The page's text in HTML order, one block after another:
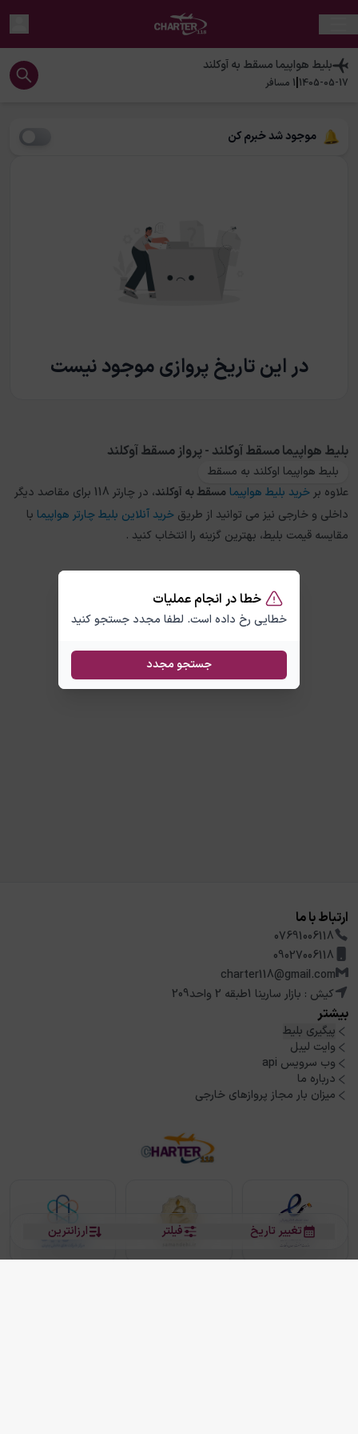
خطا در انجام عملیات
خطایی رخ داده است. لطفا مجدد جستجو کنید
جستجو مجدد
بلیط هواپیمامسقط بهآوکلند
1405-05-17
|
1 مسافر
موجود شد خبرم کن
در این تاریخ پروازی موجود نیست
ارزانترین فیلتر تغییر تاریخ
بلیط هواپیما مسقط آوکلند - پرواز مسقط آوکلند
بلیط هواپیما اوکلند به مسقط
علاوه بر خرید بلیط هواپیما مسقطبه آوکلند
، در چارتر 118 برای مقاصد دیگر
داخلی و خارجی نیز می توانید از طریق خرید آنلاین بلیط چارتر هواپیما با
مقایسه قیمت بلیط، بهترین گزینه را انتخاب کنید .
ارتباط با ما
07691006118
09027006118
charter118@gmail.com
کیش : بازار سارینا 1طبقه 2 واحد209
بیشتر
پیگیری بلیط
وایت لیبل
وب سرویس api
درباره ما
میزان بار مجاز پروازهای خارجی